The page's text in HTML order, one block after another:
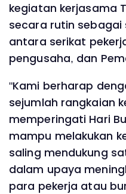
kegiatan kerjasama
secara rutin sebagai
antara serikat
pengusaha, dan
"Kami berharap
sejumlah rangkaian
memperingati Hari
mampu melakukan
saling mendukung
dalam upaya
para pekerja atau